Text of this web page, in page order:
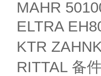
MAHR
ELTRA
KTR
RITTAL 备